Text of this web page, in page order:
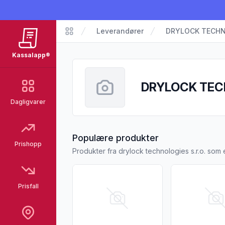
Kassalapp®
Dagligvarer
Prishopp
Prisfall
Kassalapp
Leverandører DRYLOCK
DRYLOCK
Populære produkterfra DRYLOCK
Produkter fra drylock technologies s.r.o. som